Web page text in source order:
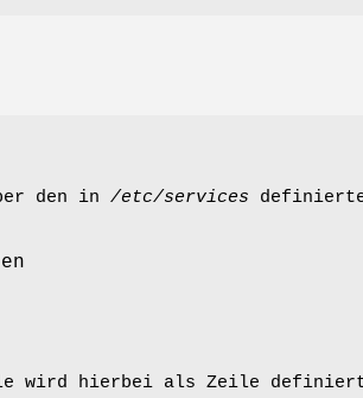
den in /etc/services
wird hierbei als Zeile